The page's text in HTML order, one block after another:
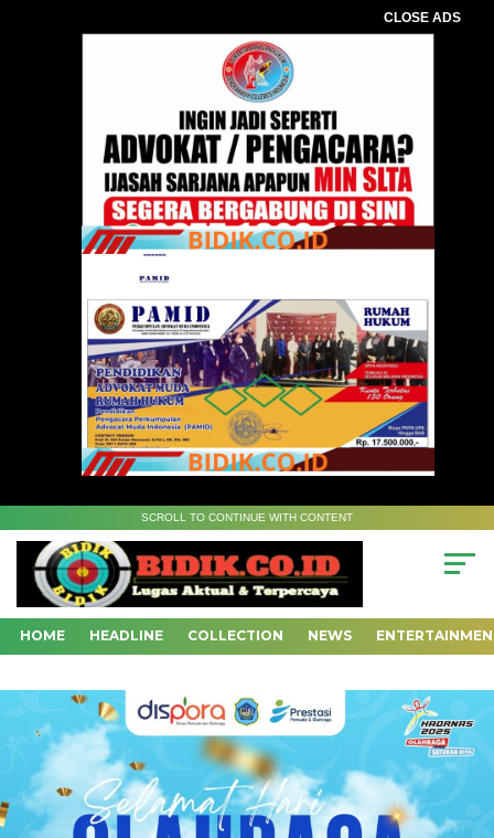
CLOSE ADS
SCROLL TO CONTINUE WITH CONTENT
HOME HEADLINE COLLECTION NEWS